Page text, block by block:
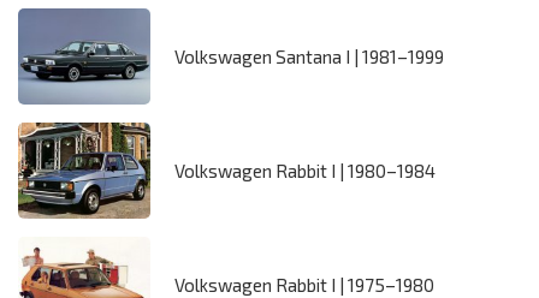
Volkswagen Santana I | 1981–1999
Volkswagen Rabbit I | 1980–1984
Volkswagen Rabbit I | 1975–1980